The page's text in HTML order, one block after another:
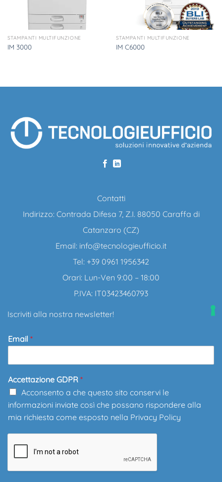
STAMPANTI MULTIFUNZIONE
IM 3000
STAMPANTI MULTIFUNZIONE
IM C6000
Contatti
Indirizzo: Contrada Difesa 7, Z.I. 88050 Caraffa di
Catanzaro (CZ)
Email: info@tecnologieufficio.it
Tel: +39 0961 1956342
Orari: Lun-Ven 9:00 – 18:00
P.IVA: IT03423460793
Iscriviti alla nostra newsletter!
Email *
Accettazione GDPR *
Acconsento a che questo sito conservi le
informazioni inviate così che possano rispondere alla
mia richiesta come esposto nella Privacy Policy